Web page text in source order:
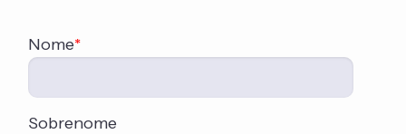
Nome*
Sobrenome